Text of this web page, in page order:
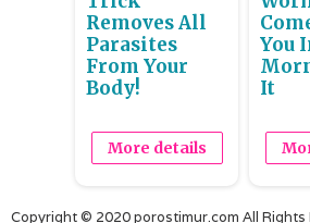
Removes All
Parasites
From Your
Body!
More details
You
It
Copyright © 2020 porostimur.com All Rights